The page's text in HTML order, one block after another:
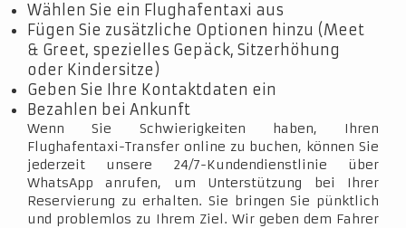
Wählen Sie ein Flughafentaxi aus
Fügen Sie zusätzliche Optionen hinzu (Meet
& Greet, spezielles Gepäck, Sitzerhöhung
oder Kindersitze)
Geben Sie Ihre Kontaktdaten ein
Bezahlen bei Ankunft
Wenn Sie Schwierigkeiten haben, Ihren
Flughafentaxi-Transfer online zu buchen, können Sie
jederzeit unsere 24/7-Kundendienstlinie über
WhatsApp anrufen, um Unterstützung bei Ihrer
Reservierung zu erhalten. Sie bringen Sie pünktlich
und problemlos zu Ihrem Ziel. Wir geben dem Fahrer